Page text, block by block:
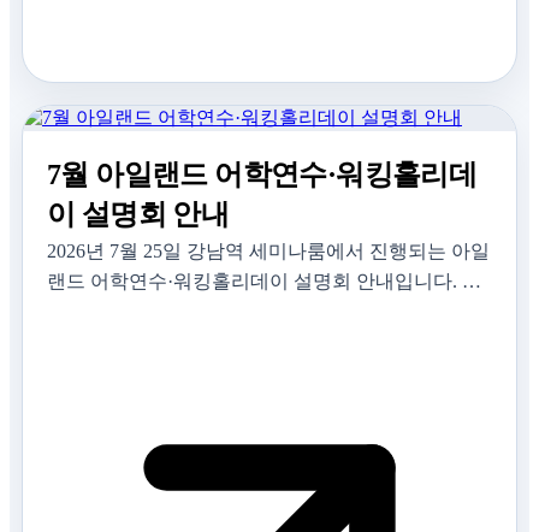
7월 아일랜드 어학연수·워킹홀리데
이 설명회 안내
2026년 7월 25일 강남역 세미나룸에서 진행되는 아일
랜드 어학연수·워킹홀리데이 설명회 안내입니다. 아